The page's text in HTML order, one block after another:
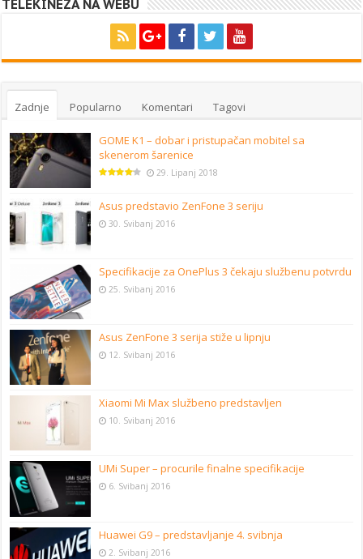
TELEKINEZA NA WEBU
Zadnje Popularno Komentari Tagovi
GOME K1 – dobar i pristupačan mobitel sa
skenerom šarenice
29. Lipanj 2018
Asus predstavio ZenFone 3 seriju
30. Svibanj 2016
Specifikacije za OnePlus 3 čekaju službenu potvrdu
25. Svibanj 2016
Asus ZenFone 3 serija stiže u lipnju
12. Svibanj 2016
Xiaomi Mi Max službeno predstavljen
10. Svibanj 2016
UMi Super – procurile finalne specifikacije
6. Svibanj 2016
Huawei G9 – predstavljanje 4. svibnja
2. Svibanj 2016